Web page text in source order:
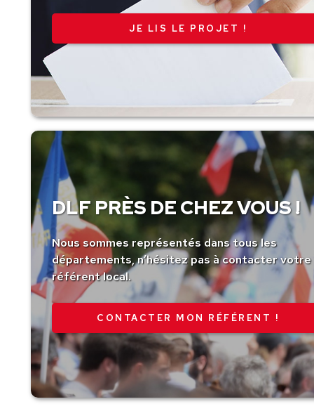
JE LIS LE PROJET !
DLF PRÈS DE CHEZ VOUS !
Nous sommes représentés dans tous les
départements, n’hésitez pas à contacter votre
référent local.
CONTACTER MON RÉFÉRENT !